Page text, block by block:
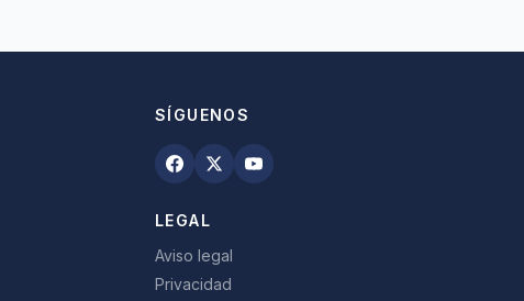
SÍGUENOS
LEGAL
Aviso legal
Privacidad